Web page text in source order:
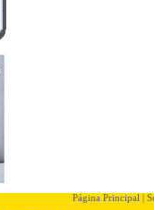
Página Principal |